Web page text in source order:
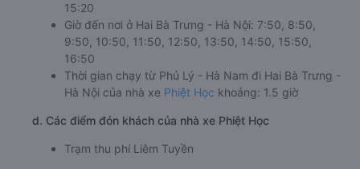
15:20
Giờ đến nơi ở Hai Bà Trưng - Hà Nội: 7:50, 8:50,
9:50, 10:50, 11:50, 12:50, 13:50, 14:50, 15:50,
16:50
Thời gian chạy từ Phủ Lý - Hà Nam đi Hai Bà Trưng -
Hà Nội của nhà xe Phiệt Học khoảng: 1.5 giờ
d. Các điểm đón khách của nhà xe Phiệt Học
Trạm thu phí Liêm Tuyền